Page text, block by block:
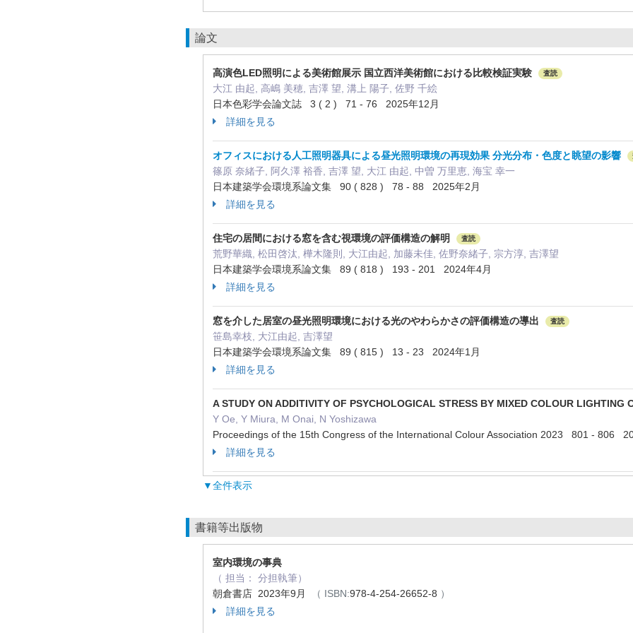
論文
高演色LED照明による美術館展示 国立西洋美術館における比較検証実験 査読
大江 由起, 高嶋 美穂, 吉澤 望, 溝上 陽子, 佐野 千絵
日本色彩学会論文誌 3 ( 2 ) 71 - 76 2025年12月
詳細を見る
オフィスにおける人工照明器具による昼光照明環境の再現効果 分光分布・色度と眺望の影響
篠原 奈緒子, 阿久澤 裕香, 吉澤 望, 大江 由起, 中曽 万里恵, 海宝 幸一
日本建築学会環境系論文集 90 ( 828 ) 78 - 88 2025年2月
詳細を見る
住宅の居間における窓を含む視環境の評価構造の解明 査読
荒野華織, 松田啓汰, 樺木隆則, 大江由起, 加藤未佳, 佐野奈緒子, 宗方淳, 吉澤望
日本建築学会環境系論文集 89 ( 818 ) 193 - 201 2024年4月
詳細を見る
窓を介した居室の昼光照明環境における光のやわらかさの評価構造の導出 査読
笹島幸枝, 大江由起, 吉澤望
日本建築学会環境系論文集 89 ( 815 ) 13 - 23 2024年1月
詳細を見る
A STUDY ON ADDITIVITY OF PSYCHOLOGICAL STRESS BY MIXED COLOUR LIGHTING
Y Oe, Y Miura, M Onai, N Yoshizawa
Proceedings of the 15th Congress of the International Colour Association 2023 801 - 806
詳細を見る
▼全件表示
書籍等出版物
室内環境の事典
（ 担当： 分担執筆）
朝倉書店 2023年9月
（ ISBN:978-4-254-26652-8 ）
詳細を見る